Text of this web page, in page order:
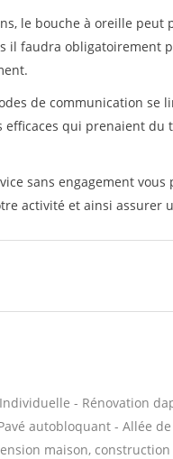
le bouche à oreille
il faudra obligatoirement
de communication se
efficaces qui prenaient
sans engagement
activité et ainsi assurer
- Rénovation
autobloquant - Allée
maison,